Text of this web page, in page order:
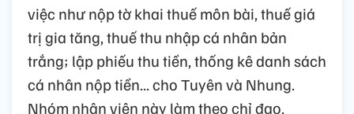
việc như nộp tờ khai thuế môn bài, thuế giá
trị gia tăng, thuế thu nhập cá nhân bản
trắng; lập phiếu thu tiền, thống kê danh sách
cá nhân nộp tiền... cho Tuyên và Nhung.
Nhóm nhân viên này làm theo chỉ đạo,